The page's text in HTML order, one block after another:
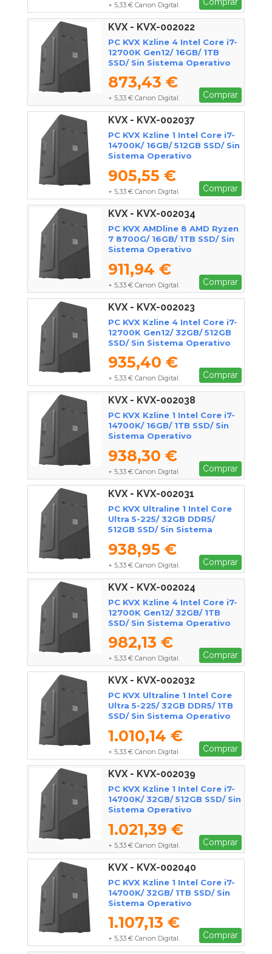
+ 5,33 € Canon Digital.
KVX - KVX-002022
PC KVX Kzline 4 Intel Core i7-
12700K Gen12/ 16GB/ 1TB
SSD/ Sin Sistema Operativo
873,43 €
+ 5,33 € Canon Digital. Comprar
KVX - KVX-002037
PC KVX Kzline 1 Intel Core i7-
14700K/ 16GB/ 512GB SSD/ Sin
Sistema Operativo
905,55 €
+ 5,33 € Canon Digital. Comprar
KVX - KVX-002034
PC KVX AMDline 8 AMD Ryzen
7 8700G/ 16GB/ 1TB SSD/ Sin
Sistema Operativo
911,94 €
+ 5,33 € Canon Digital. Comprar
KVX - KVX-002023
PC KVX Kzline 4 Intel Core i7-
12700K Gen12/ 32GB/ 512GB
SSD/ Sin Sistema Operativo
935,40 €
+ 5,33 € Canon Digital. Comprar
KVX - KVX-002038
PC KVX Kzline 1 Intel Core i7-
14700K/ 16GB/ 1TB SSD/ Sin
Sistema Operativo
938,30 €
+ 5,33 € Canon Digital. Comprar
KVX - KVX-002031
PC KVX Ultraline 1 Intel Core
Ultra 5-225/ 32GB DDR5/
512GB SSD/ Sin Sistema
938,95 €
+ 5,33 € Canon Digital. Comprar
KVX - KVX-002024
PC KVX Kzline 4 Intel Core i7-
12700K Gen12/ 32GB/ 1TB
SSD/ Sin Sistema Operativo
982,13 €
+ 5,33 € Canon Digital. Comprar
KVX - KVX-002032
PC KVX Ultraline 1 Intel Core
Ultra 5-225/ 32GB DDR5/ 1TB
SSD/ Sin Sistema Operativo
1.010,14 €
+ 5,33 € Canon Digital. Comprar
KVX - KVX-002039
PC KVX Kzline 1 Intel Core i7-
14700K/ 32GB/ 512GB SSD/ Sin
Sistema Operativo
1.021,39 €
+ 5,33 € Canon Digital. Comprar
KVX - KVX-002040
PC KVX Kzline 1 Intel Core i7-
14700K/ 32GB/ 1TB SSD/ Sin
Sistema Operativo
1.107,13 €
+ 5,33 € Canon Digital. Comprar